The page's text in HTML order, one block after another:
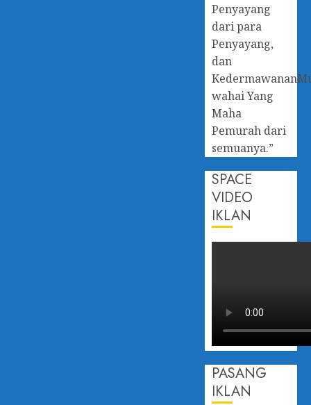
Penyayang
dari para
Penyayang,
dan
wahai Yang
Maha
Pemurah dari
semuanya.”
SPACE
VIDEO
IKLAN
PASANG
IKLAN